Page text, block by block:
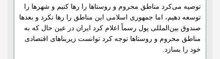
توصیه می‌کرد مناطق محروم و روستاها را رها کنیم و شهرها را
توسعه دهیم، اما جمهوری اسلامی این مناطق را رها نکرد و بعدها
صندوق بین‌المللی پول رسماً اعلام کرد ایران در عین حال که به
مناطق محروم و روستاها توجه کرد توانست زیربناهای اقتصادی
خود را بسازد.